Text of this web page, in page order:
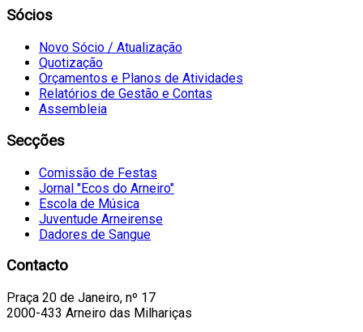
Sócios
Novo Sócio / Atualização
Quotização
Orçamentos e Planos de Atividades
Relatórios de Gestão e Contas
Assembleia
Secções
Comissão de Festas
Jornal "Ecos do Arneiro"
Escola de Música
Juventude Arneirense
Dadores de Sangue
Contacto
Praça 20 de Janeiro, nº 17
2000-433 Arneiro das Milhariças